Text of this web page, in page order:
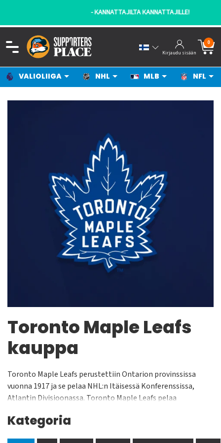
- KANNATTAJILTA KANNATTAJILLE!
Kirjaudu sisään
0
VALIOLIIGA NHL MLB NFL
Toronto Maple Leafs
kauppa
Toronto Maple Leafs perustettiin Ontarion provinssissa
vuonna 1917 ja se pelaa NHL:n Itäisessä Konferenssissa,
Atlantin Divisioonassa. Toronto Maple Leafs pelaa
on n. 19 500 katsojaa. Joukkue on voittanut Stanley Cupin
Kategoria